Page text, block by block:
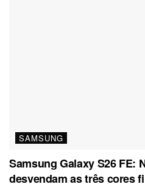
SAMSUNG
Samsung Galaxy S26 FE:
desvendam as três cores